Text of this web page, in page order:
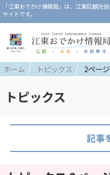
「江東おでかけ情報局」は、江東区観光
サイトです。
ホーム トピックス 2ペー
トピックス
記事